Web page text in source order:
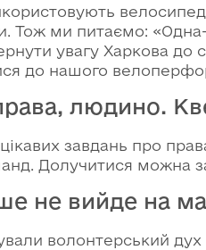
Тож ми питаємо:
увагу Харкова до
до нашого
людино.
завдань про
Долучитися можна
не вийде на
волонтерський